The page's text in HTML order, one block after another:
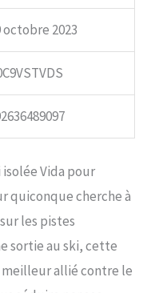
octobre 2023
isolée Vida pour
quiconque cherche à
les pistes
sortie au ski, cette
allié contre le